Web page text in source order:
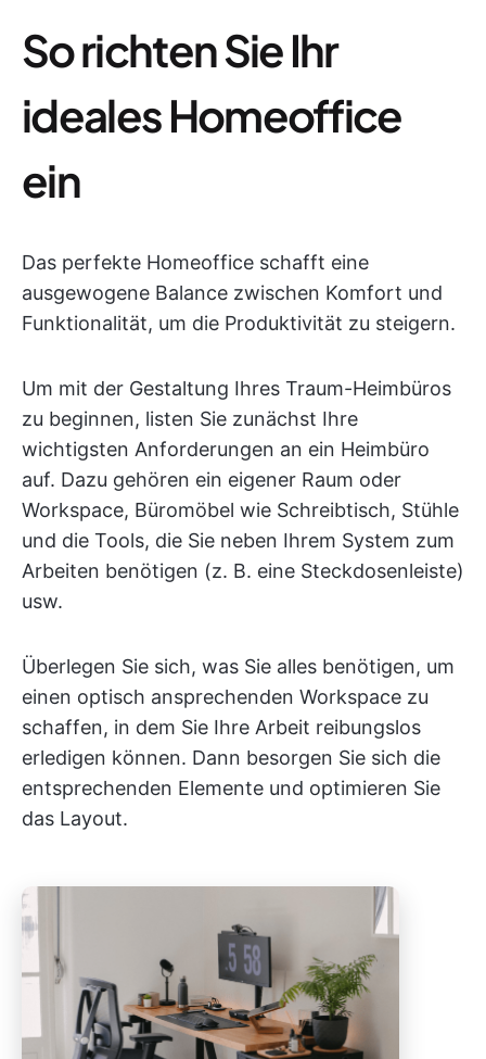
So richten Sie Ihr
ideales Homeoffice
ein
Das perfekte Homeoffice schafft eine
ausgewogene Balance zwischen Komfort und
Funktionalität, um die Produktivität zu steigern.
Um mit der Gestaltung Ihres Traum-Heimbüros
zu beginnen, listen Sie zunächst Ihre
wichtigsten Anforderungen an ein Heimbüro
auf. Dazu gehören ein eigener Raum oder
Workspace, Büromöbel wie Schreibtisch, Stühle
und die Tools, die Sie neben Ihrem System zum
Arbeiten benötigen (z. B. eine Steckdosenleiste)
usw.
Überlegen Sie sich, was Sie alles benötigen, um
einen optisch ansprechenden Workspace zu
schaffen, in dem Sie Ihre Arbeit reibungslos
erledigen können. Dann besorgen Sie sich die
entsprechenden Elemente und optimieren Sie
das Layout.